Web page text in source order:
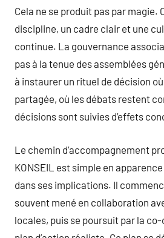
Cela ne se produit pas par magie.
discipline, un cadre clair et une
continue. La gouvernance
pas à la tenue des assemblées
à instaurer un rituel de décision
partagée, où les débats restent
décisions sont suivies d’effets
Le chemin d’accompagnement
KONSEIL est simple en
dans ses implications. Il
souvent mené en collaboration
locales, puis se poursuit par la